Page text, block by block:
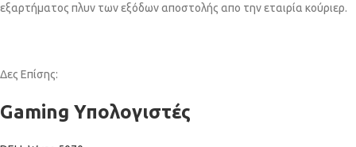
εξαρτήματος πλυν των εξόδων αποστολής απο την εταιρία κούριερ.
Δες Επίσης:
Gaming Υπολογιστές